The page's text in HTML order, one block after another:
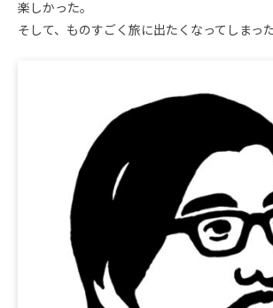
楽しかった。
そして、ものすごく旅に出たくなってしまった